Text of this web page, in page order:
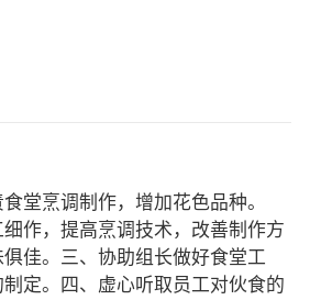
堂烹调制作，增加花色品种。
作，提高烹调技术，改善制作方
佳。三、协助组长做好食堂工
定。四、虚心听取员工对伙食的